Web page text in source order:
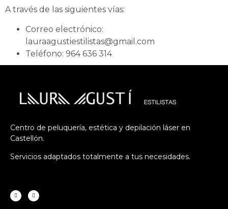
A través de las siguientes vías:
Correo electrónico:
lauraagustiestilistas@gmail.com
Teléfono: 964 636 314
Centro de peluquería, estética y depilación láser en
Castellón.
Servicios adaptados totalmente a tus necesidades.